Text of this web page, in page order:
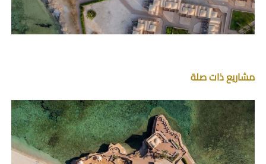
مشاريع ذات صلة